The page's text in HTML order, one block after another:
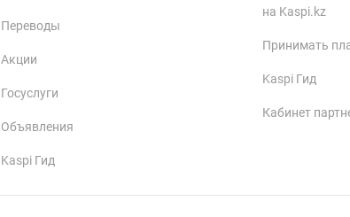
Переводы
Акции
Госуслуги
Объявления
Kaspi Гид
на Kaspi.kz
Принимать
Kaspi Гид
Кабинет